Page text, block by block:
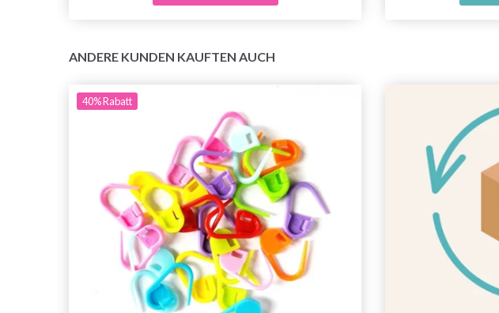
ANDERE KUNDEN KAUFTEN AUCH
40%Rabatt
Sparen
Werden Sie
und erhalten
inspirierenden